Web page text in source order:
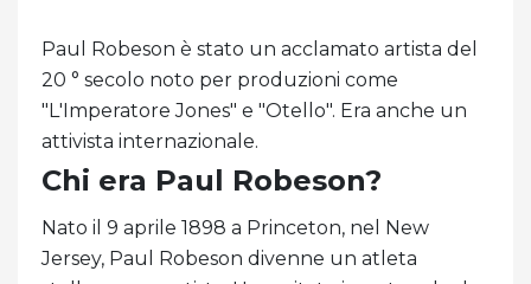
Paul Robeson è stato un acclamato artista del
20 ° secolo noto per produzioni come
"L'Imperatore Jones" e "Otello". Era anche un
attivista internazionale.
Chi era Paul Robeson?
Nato il 9 aprile 1898 a Princeton, nel New
Jersey, Paul Robeson divenne un atleta